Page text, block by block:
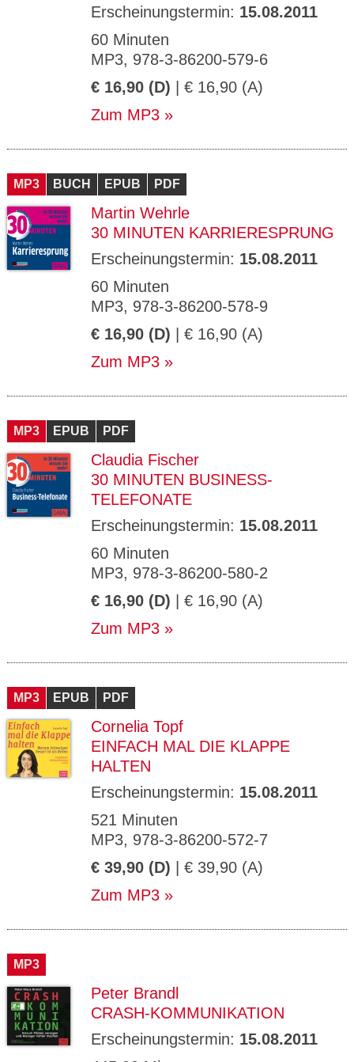
Erscheinungstermin: 15.08.2011
60 Minuten
MP3, 978-3-86200-579-6
€ 16,90 (D) | € 16,90 (A)
Zum MP3
MP3 BUCH EPUB PDF
Martin Wehrle
30 MINUTEN KARRIERESPRUNG
Erscheinungstermin: 15.08.2011
60 Minuten
MP3, 978-3-86200-578-9
€ 16,90 (D) | € 16,90 (A)
Zum MP3
MP3 EPUB PDF
Claudia Fischer
30 MINUTEN BUSINESS-
TELEFONATE
Erscheinungstermin: 15.08.2011
60 Minuten
MP3, 978-3-86200-580-2
€ 16,90 (D) | € 16,90 (A)
Zum MP3
MP3 EPUB PDF
Cornelia Topf
EINFACH MAL DIE KLAPPE
HALTEN
Erscheinungstermin: 15.08.2011
521 Minuten
MP3, 978-3-86200-572-7
€ 39,90 (D) | € 39,90 (A)
Zum MP3
MP3
Peter Brandl
CRASH-KOMMUNIKATION
Erscheinungstermin: 15.08.2011